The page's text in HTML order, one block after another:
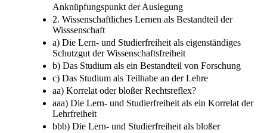
Anknüpfungspunkt der Auslegung
2. Wissenschaftliches Lernen als Bestandteil der
Wisssenschaft
a) Die Lern- und Studierfreiheit als eigenständiges
Schutzgut der Wissenschaftsfreiheit
b) Das Studium als ein Bestandteil von Forschung
c) Das Studium als Teilhabe an der Lehre
aa) Korrelat oder bloßer Rechtsreflex?
aaa) Die Lern- und Studierfreiheit als ein Korrelat der
Lehrfreiheit
bbb) Die Lern- und Studierfreiheit als bloßer